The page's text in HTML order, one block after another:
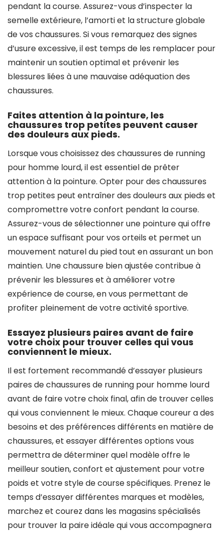
pendant la course. Assurez-vous d’inspecter la
semelle extérieure, l’amorti et la structure globale
de vos chaussures. Si vous remarquez des signes
d’usure excessive, il est temps de les remplacer pour
maintenir un soutien optimal et prévenir les
blessures liées à une mauvaise adéquation des
chaussures.
Faites attention à la pointure, les
chaussures trop petites peuvent causer
des douleurs aux pieds.
Lorsque vous choisissez des chaussures de running
pour homme lourd, il est essentiel de prêter
attention à la pointure. Opter pour des chaussures
trop petites peut entraîner des douleurs aux pieds et
compromettre votre confort pendant la course.
Assurez-vous de sélectionner une pointure qui offre
un espace suffisant pour vos orteils et permet un
mouvement naturel du pied tout en assurant un bon
maintien. Une chaussure bien ajustée contribue à
prévenir les blessures et à améliorer votre
expérience de course, en vous permettant de
profiter pleinement de votre activité sportive.
Essayez plusieurs paires avant de faire
votre choix pour trouver celles qui vous
conviennent le mieux.
Il est fortement recommandé d’essayer plusieurs
paires de chaussures de running pour homme lourd
avant de faire votre choix final, afin de trouver celles
qui vous conviennent le mieux. Chaque coureur a des
besoins et des préférences différents en matière de
chaussures, et essayer différentes options vous
permettra de déterminer quel modèle offre le
meilleur soutien, confort et ajustement pour votre
poids et votre style de course spécifiques. Prenez le
temps d’essayer différentes marques et modèles,
marchez et courez dans les magasins spécialisés
pour trouver la paire idéale qui vous accompagnera